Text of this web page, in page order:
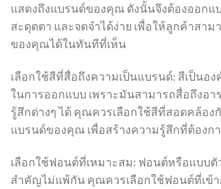
แสดงถึงแบรนด์ของคุณ ดังนั้นจึงต้องออกแ
สะดุดตา และจดจำได้ง่าย เพื่อให้ลูกค้าสาม
ของคุณได้ในทันทีที่เห็น
เลือกใช้สีที่สื่อถึงความเป็นแบรนด์: สีเป็นอ
ในการออกแบบ เพราะมันสามารถสื่อถึงอ
รู้สึกต่างๆ ได้ คุณควรเลือกใช้สีที่สอดคล้อง
แบรนด์ของคุณ เพื่อสร้างความรู้สึกที่ต้องก
เลือกใช้ฟอนต์ที่เหมาะสม: ฟอนต์หรือแบบ
สำคัญไม่แพ้กัน คุณควรเลือกใช้ฟอนต์ที่เข้